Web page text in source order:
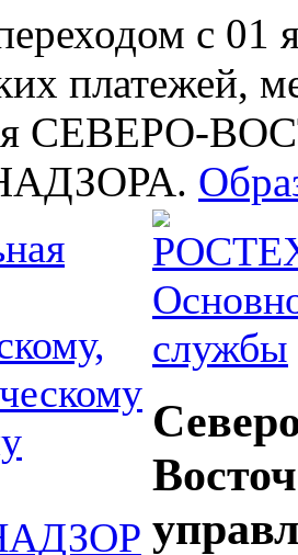
с 01
платежей,
СЕВЕРО-
службы